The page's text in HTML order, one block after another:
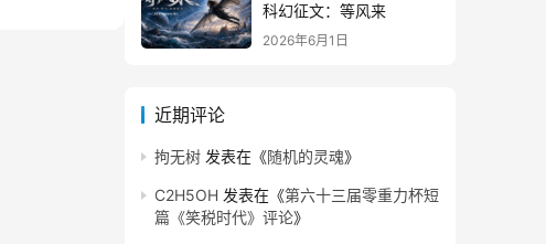
科幻征文：等风来
2026年6月1日
近期评论
拘无树 发表在《随机的灵魂》
C2H5OH 发表在《第六十三届零重力杯短
篇《笑税时代》评论》